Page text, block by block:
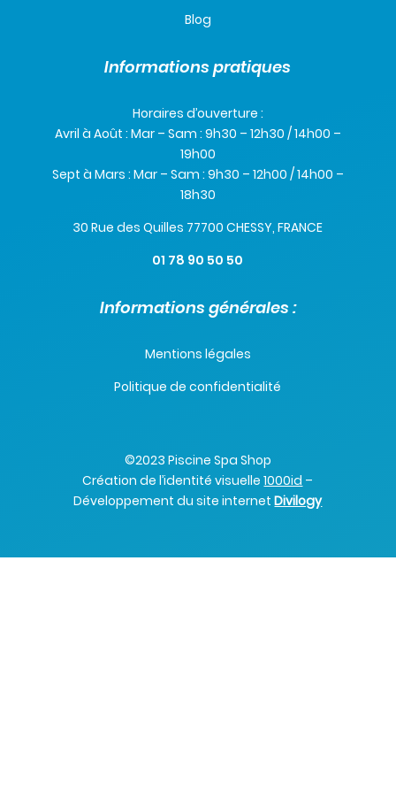
Blog
Informations pratiques
Horaires d’ouverture :
Avril à Août : Mar – Sam : 9h30 – 12h30 / 14h00 –
19h00
Sept à Mars : Mar – Sam : 9h30 – 12h00 / 14h00 –
18h30
30 Rue des Quilles 77700 CHESSY, FRANCE
01 78 90 50 50
Informations générales :
Mentions légales
Politique de confidentialité
©2023 Piscine Spa Shop
Création de l’identité visuelle1000id –
Développement du site internetDivilogy